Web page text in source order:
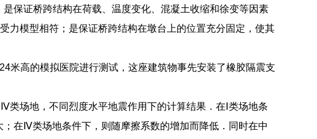
保证桥跨结构在荷载、温度变化、混凝土收缩和徐变等因素
力模型相符；是保证桥跨结构在墩台上的位置充分固定，使其
米高的模拟医院进行测试，这座建筑物事先安装了橡胶隔震支
场地，不同烈度水平地震作用下的计算结果．在Ⅰ类场地条
在Ⅳ类场地条件下，则随摩擦系数的增加而降低．同时在中